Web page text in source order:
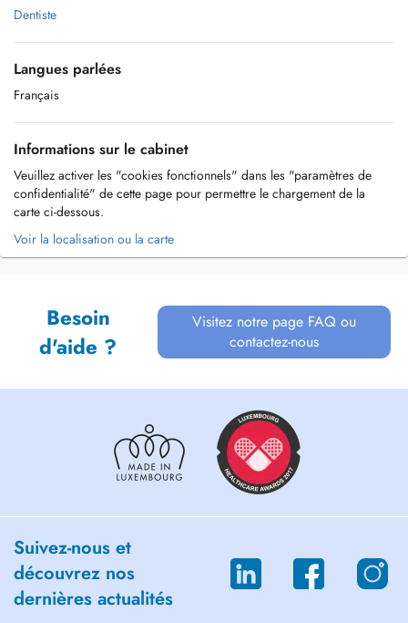
Dentiste
Langues parlées
Français
Informations sur le cabinet
Veuillez activer les "cookies fonctionnels" dans les "paramètres de
confidentialité" de cette page pour permettre le chargement de la
carte ci-dessous.
Voir la localisation ou la carte
Besoin
d'aide ?
Visitez notre page FAQ ou
contactez-nous
Suivez-nous et
découvrez nos
dernières actualités